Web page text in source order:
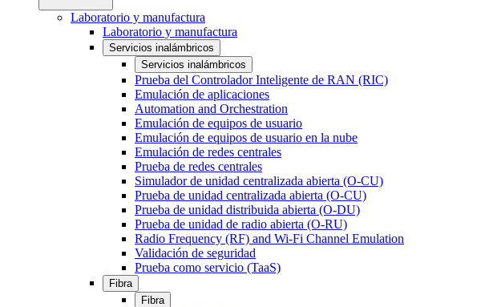
Laboratorio y manufactura
Laboratorio y manufactura
Servicios inalámbricos
Servicios inalámbricos
Prueba del Controlador Inteligente de RAN (RIC)
Emulación de aplicaciones
Automation and Orchestration
Emulación de equipos de usuario
Emulación de equipos de usuario en la nube
Emulación de redes centrales
Prueba de redes centrales
Simulador de unidad centralizada abierta (O-CU)
Prueba de unidad centralizada abierta (O-CU)
Prueba de unidad distribuida abierta (O-DU)
Prueba de unidad de radio abierta (O-RU)
Radio Frequency (RF) and Wi-Fi Channel Emulation
Validación de seguridad
Prueba como servicio (TaaS)
Fibra
Fibra